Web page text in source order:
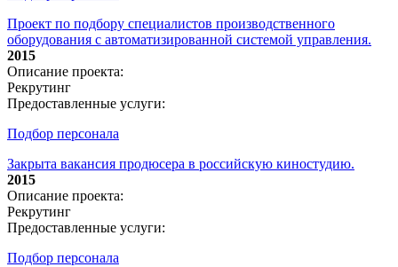
Проект по подбору специалистов производственного
оборудования с автоматизированной системой управления.
2015
Описание проекта:
Рекрутинг
Предоставленные услуги:
Подбор персонала
Закрыта вакансия продюсера в российскую киностудию.
2015
Описание проекта:
Рекрутинг
Предоставленные услуги:
Подбор персонала